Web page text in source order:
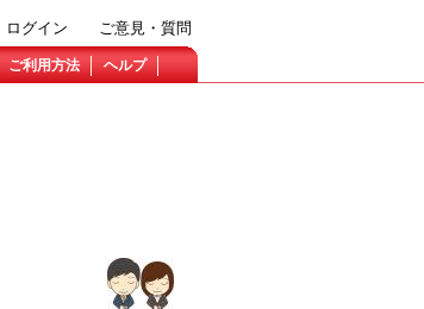
ご意見・質問
ログイン
ご利用方法 ヘルプ